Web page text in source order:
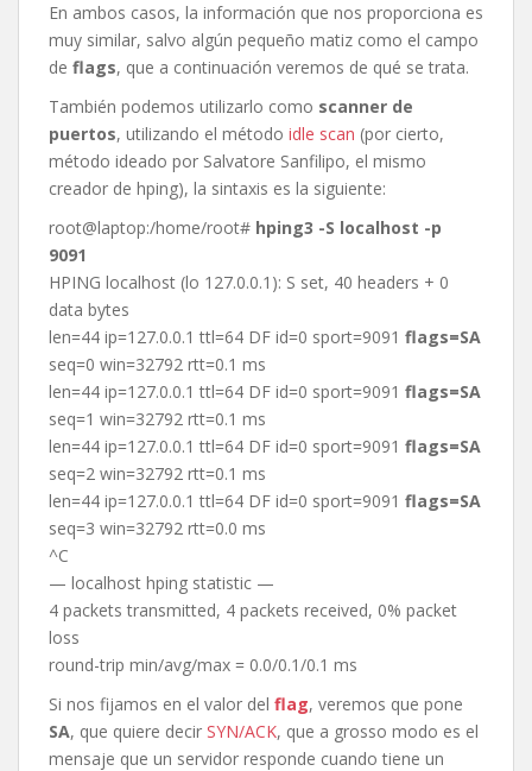
En ambos casos, la información que nos proporciona es
muy similar, salvo algún pequeño matiz como el campo
de flags, que a continuación veremos de qué se trata.
También podemos utilizarlo como scanner de
puertos, utilizando el método idle scan (por cierto,
método ideado por Salvatore Sanfilipo, el mismo
creador de hping), la sintaxis es la siguiente:
root@laptop:/home/root# hping3 -S localhost -p
9091
HPING localhost (lo 127.0.0.1): S set, 40 headers + 0
data bytes
len=44 ip=127.0.0.1 ttl=64 DF id=0 sport=9091 flags=SA
seq=0 win=32792 rtt=0.1 ms
len=44 ip=127.0.0.1 ttl=64 DF id=0 sport=9091 flags=SA
seq=1 win=32792 rtt=0.1 ms
len=44 ip=127.0.0.1 ttl=64 DF id=0 sport=9091 flags=SA
seq=2 win=32792 rtt=0.1 ms
len=44 ip=127.0.0.1 ttl=64 DF id=0 sport=9091 flags=SA
seq=3 win=32792 rtt=0.0 ms
^C
— localhost hping statistic —
4 packets transmitted, 4 packets received, 0% packet
loss
round-trip min/avg/max = 0.0/0.1/0.1 ms
Si nos fijamos en el valor del flag, veremos que pone
SA, que quiere decir SYN/ACK, que a grosso modo es el
mensaje que un servidor responde cuando tiene un